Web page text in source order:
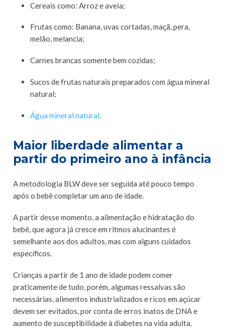
Cereais como: Arroz e aveia;
Frutas como: Banana, uvas cortadas, maçã, pera,
melão, melancia;
Carnes brancas somente bem cozidas;
Sucos de frutas naturais preparados com água mineral
natural;
Água mineral natural.
Maior liberdade alimentar a
partir do primeiro ano à infância
A metodologia BLW deve ser seguida até pouco tempo
após o bebê completar um ano de idade.
A partir desse momento, a alimentação e hidratação do
bebê, que agora já cresce em ritmos alucinantes é
semelhante aos dos adultos, mas com alguns cuidados
específicos.
Crianças a partir de 1 ano de idade podem comer
praticamente de tudo, porém, algumas ressalvas são
necessárias, alimentos industrializados e ricos em açúcar
devem ser evitados, por conta de erros inatos de DNA e
aumento de susceptibilidade à diabetes na vida adulta.